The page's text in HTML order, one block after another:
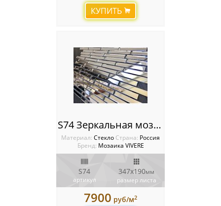
КУПИТЬ
S74 Зеркальная мозаика VIVERE VANTAGGIO
Материал: Стекло Cтрана: Россия
Бренд: Мозаика VIVERE
S74
артикул
347х190мм
размер листа
7900 руб/м2